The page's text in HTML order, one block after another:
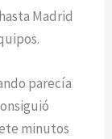
Madrid
parecía
minutos